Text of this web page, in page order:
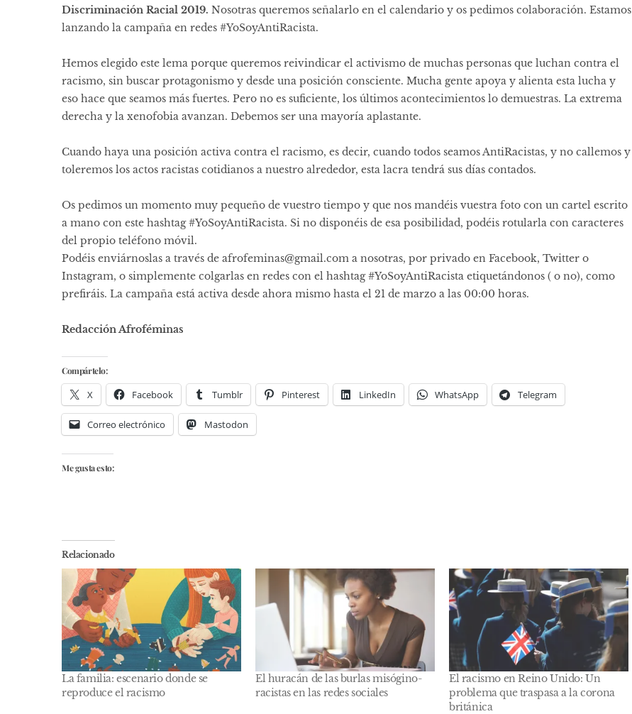
Discriminación Racial 2019. Nosotras queremos señalarlo en el calendario y os pedimos colaboración. Estamos
lanzando la campaña en redes #YoSoyAntiRacista.
Hemos elegido este lema porque queremos reivindicar el activismo de muchas personas que luchan contra el
racismo, sin buscar protagonismo y desde una posición consciente. Mucha gente apoya y alienta esta lucha y
eso hace que seamos más fuertes. Pero no es suficiente, los últimos acontecimientos lo demuestras. La extrema
derecha y la xenofobia avanzan. Debemos ser una mayoría aplastante.
Cuando haya una posición activa contra el racismo, es decir, cuando todos seamos AntiRacistas, y no callemos y
toleremos los actos racistas cotidianos a nuestro alrededor, esta lacra tendrá sus días contados.
Os pedimos un momento muy pequeño de vuestro tiempo y que nos mandéis vuestra foto con un cartel escrito
a mano con este hashtag#YoSoyAntiRacista. Si no disponéis de esa posibilidad, podéis rotularla con caracteres
del propio teléfono móvil.
Podéis enviárnoslas a través de afrofeminas@gmail.com a nosotras, por privado en Facebook, Twitter o
Instagram, o simplemente colgarlas en redes con el hashtag#YoSoyAntiRacista etiquetándonos ( o no), como
prefiráis. La campaña está activa desde ahora mismo hasta el 21 de marzo a las 00:00 horas.
Redacción Afroféminas
Compártelo:
X Facebook Tumblr Pinterest LinkedIn WhatsApp Telegram
Correo electrónico Mastodon
Me gusta esto:
Relacionado
La familia: escenario donde se
reproduce el racismo
El huracán de las burlas misógino-
racistas en las redes sociales
El racismo en Reino Unido: Un
problema que traspasa a la corona
británica